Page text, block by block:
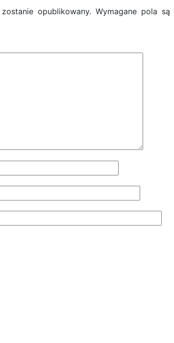
opublikowany. Wymagane pola są